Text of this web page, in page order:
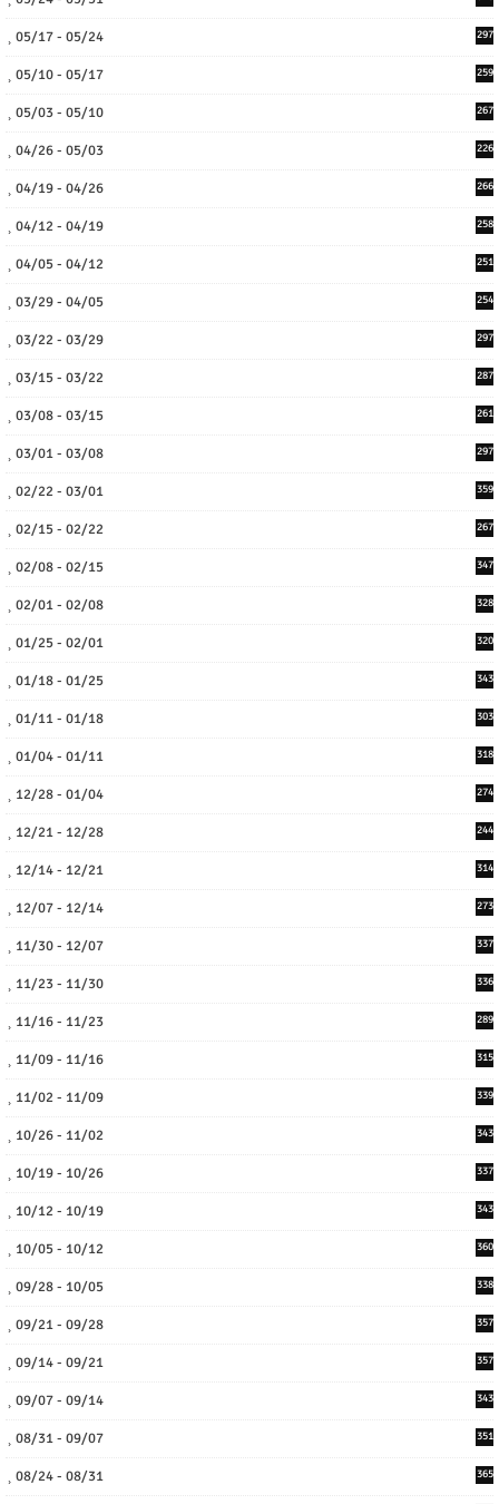
05/17 - 05/24 297
05/10 - 05/17 259
05/03 - 05/10 267
04/26 - 05/03 226
04/19 - 04/26 266
04/12 - 04/19 258
04/05 - 04/12 251
03/29 - 04/05 254
03/22 - 03/29 297
03/15 - 03/22 287
03/08 - 03/15 261
03/01 - 03/08 297
02/22 - 03/01 359
02/15 - 02/22 267
02/08 - 02/15 347
02/01 - 02/08 328
01/25 - 02/01 320
01/18 - 01/25 343
01/11 - 01/18 303
01/04 - 01/11 318
12/28 - 01/04 274
12/21 - 12/28 244
12/14 - 12/21 314
12/07 - 12/14 273
11/30 - 12/07 337
11/23 - 11/30 336
11/16 - 11/23 289
11/09 - 11/16 315
11/02 - 11/09 339
10/26 - 11/02 343
10/19 - 10/26 337
10/12 - 10/19 343
10/05 - 10/12 360
09/28 - 10/05 338
09/21 - 09/28 357
09/14 - 09/21 357
09/07 - 09/14 343
08/31 - 09/07 351
08/24 - 08/31 365